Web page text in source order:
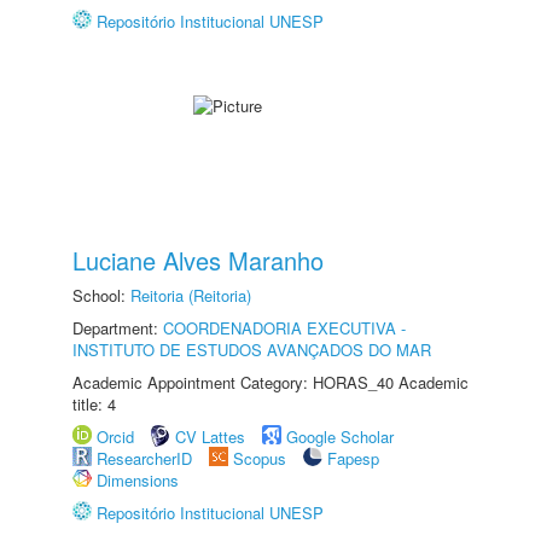
Repositório Institucional UNESP
Luciane Alves Maranho
School: Reitoria (Reitoria)
Department: COORDENADORIA EXECUTIVA -
INSTITUTO DE ESTUDOS AVANÇADOS DO MAR
Academic Appointment Category: HORAS_40 Academic
title: 4
Orcid
CV Lattes
Google Scholar
ResearcherID
Scopus
Fapesp
Dimensions
Repositório Institucional UNESP